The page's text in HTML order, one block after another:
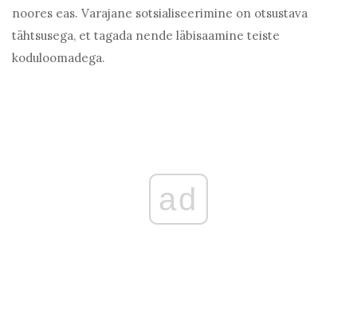
noores eas. Varajane sotsialiseerimine on otsustava
tähtsusega, et tagada nende läbisaamine teiste
koduloomadega.
ad